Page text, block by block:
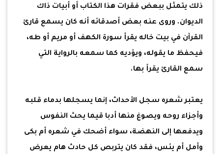
ذلك يتمثل ببعض فقرات هذا الكتاب أو أبيات ذاك
الديوان. وروى عنه بعض أصدقائه أنه كان يسمع قارئ
القرآن في بيت خاله يقرأ سورة الكهف أو مريم أو طه،
فيحفظ ما يقوله، ويؤديه كما سمعه بالرواية التي
سمع القارئ يقرأ بها.
يعتبر شعره سجل الأحداث، إنما يسجلها بدماء قلبه
وأجزاء روحه ويصوغ منها أدبا قيما يحث النفوس
ويدفعها إلى النهضة، سواء أضحك في شعره أم بكى
وأمل أم يئس، فقد كان يتربص كل حادث هام يعرض